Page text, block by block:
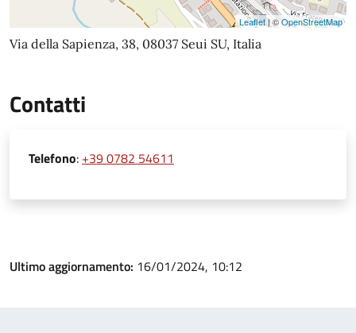
Leaflet| ©OpenStreetMap
Via della Sapienza, 38, 08037 Seui SU, Italia
Contatti
Telefono: +39 0782 54611
Ultimo aggiornamento: 16/01/2024, 10:12